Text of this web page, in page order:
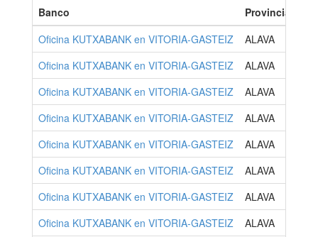
Banco
Provincia
Oficina KUTXABANK en VITORIA-GASTEIZ
ALAVA
Oficina KUTXABANK en VITORIA-GASTEIZ
ALAVA
Oficina KUTXABANK en VITORIA-GASTEIZ
ALAVA
Oficina KUTXABANK en VITORIA-GASTEIZ
ALAVA
Oficina KUTXABANK en VITORIA-GASTEIZ
ALAVA
Oficina KUTXABANK en VITORIA-GASTEIZ
ALAVA
Oficina KUTXABANK en VITORIA-GASTEIZ
ALAVA
Oficina KUTXABANK en VITORIA-GASTEIZ
ALAVA